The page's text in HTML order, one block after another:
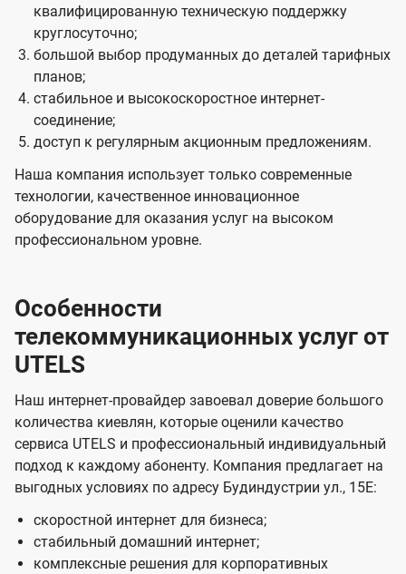
квалифицированную техническую поддержку
круглосуточно;
большой выбор продуманных до деталей тарифных
планов;
стабильное и высокоскоростное интернет-
соединение;
доступ к регулярным акционным предложениям.
Наша компания использует только современные
технологии, качественное инновационное
оборудование для оказания услуг на высоком
профессиональном уровне.
Особенности
телекоммуникационных услуг от
UTELS
Наш интернет-провайдер завоевал доверие большого
количества киевлян, которые оценили качество
сервиса UTELS и профессиональный индивидуальный
подход к каждому абоненту. Компания предлагает на
выгодных условиях по адресу Будиндустрии ул., 15Е:
скоростной интернет для бизнеса;
стабильный домашний интернет;
комплексные решения для корпоративных